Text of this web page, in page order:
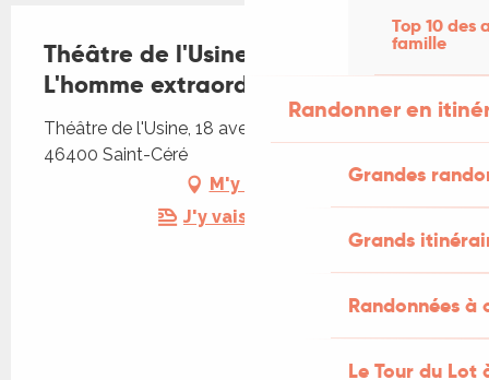
Top 10 des
famille
Randonner en
Grandes
Grands
Randonnées
Le Tour du Lot
Théâtre de l'Usine - Hector,
L'homme extraordinairement fort
Théâtre de l'Usine, 18 avenue du Docteur Roux,
46400 Saint-Céré
M'y rendre
J'y vais en train !